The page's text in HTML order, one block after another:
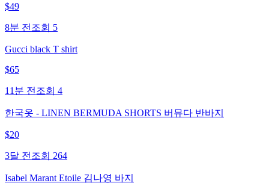
$49
8분 전 조회 5
Gucci black T shirt
$65
11분 전 조회 4
한국옷 - LINEN BERMUDA SHORTS 버뮤다 반바지
$20
3달 전 조회 264
Isabel Marant Etoile 김나영 바지